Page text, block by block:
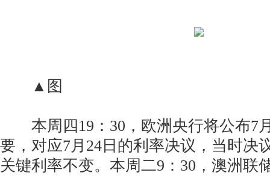
▲图
本周四19：30，欧洲央行将公布7
要，对应7月24日的利率决议，当时决
关键利率不变。本周二9：30，澳洲联